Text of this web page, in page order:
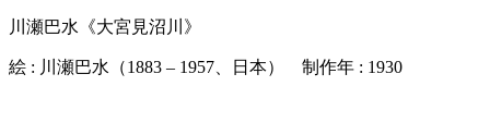
川瀬巴水《大宮見沼川》
絵 : 川瀬巴水（1883 – 1957、日本） 制作年 : 1930